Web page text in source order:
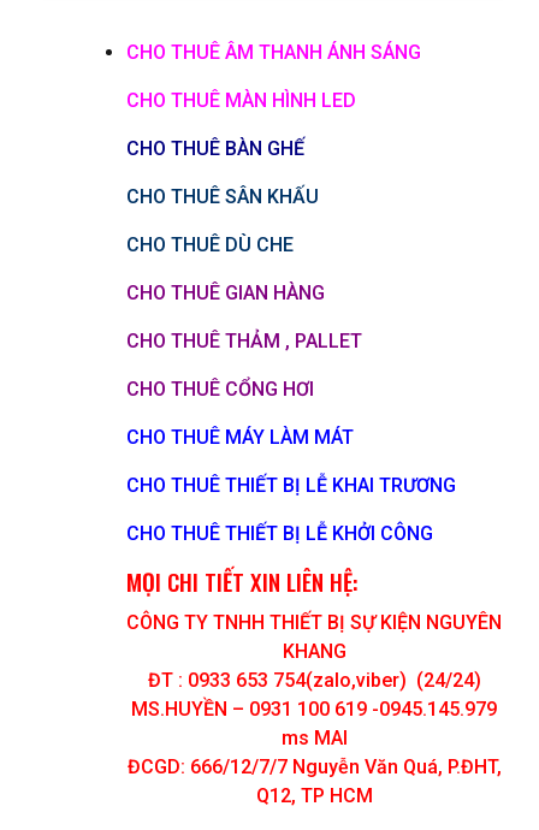
CHO THUÊ ÂM THANH ÁNH SÁNG
CHO THUÊ MÀN HÌNH LED
CHO THUÊ BÀN GHẾ
CHO THUÊ SÂN KHẤU
CHO THUÊ DÙ CHE
CHO THUÊ GIAN HÀNG
CHO THUÊ THẢM , PALLET
CHO THUÊ CỔNG HƠI
CHO THUÊ MÁY LÀM MÁT
CHO THUÊ THIẾT BỊ LỄ KHAI TRƯƠNG
CHO THUÊ THIẾT BỊ LỄ KHỞI CÔNG
MỌI CHI TIẾT XIN LIÊN HỆ:
CÔNG TY TNHH THIẾT BỊ SỰ KIỆN NGUYÊN
KHANG
ĐT : 0933 653 754(zalo,viber) (24/24)
MS.HUYỀN – 0931 100 619 -0945.145.979
ms MAI
ĐCGD: 666/12/7/7 Nguyễn Văn Quá, P.ĐHT,
Q12, TP HCM